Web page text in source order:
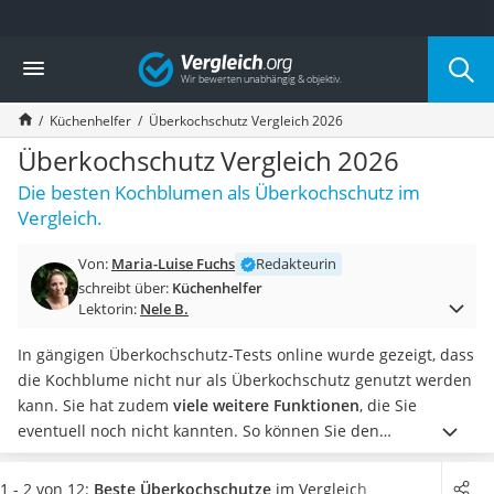
Die beliebtesten Vergleiche nach Kategorie
Haushalt
Wassersprudler
Zentralstaubsauger
Brotbackautomat
Wischroboter
Wäschespinne
Industriestaubsauger
Akku-Staubsauger
Eierkocher
Saug-Wisch-Roboter
Handstaubsauger
Milchaufschäumer
Kondenstrockner
Reiskocher
Heißwasserspender
Vergleich
Küchenhelfer Überkochschutz Vergleich 2026
Überkochschutz Vergleich 2026
Die besten Kochblumen als Überkochschutz im
Vergleich.
Von: Maria-Luise Fuchs
Redakteurin
schreibt über: Küchenhelfer
Lektorin: Nele B.
In gängigen Überkochschutz-Tests online wurde gezeigt, dass
die Kochblume nicht nur als Überkochschutz genutzt werden
kann. Sie hat zudem viele weitere Funktionen, die Sie
eventuell noch nicht kannten. So können Sie den
Überkochschutz wie einenTopflappenals Untersetzer
verwenden. Ebenfalls lässt sich das Produkt als Spritzschutz
1 - 2 von 12: Beste Überkochschutze im Vergleich